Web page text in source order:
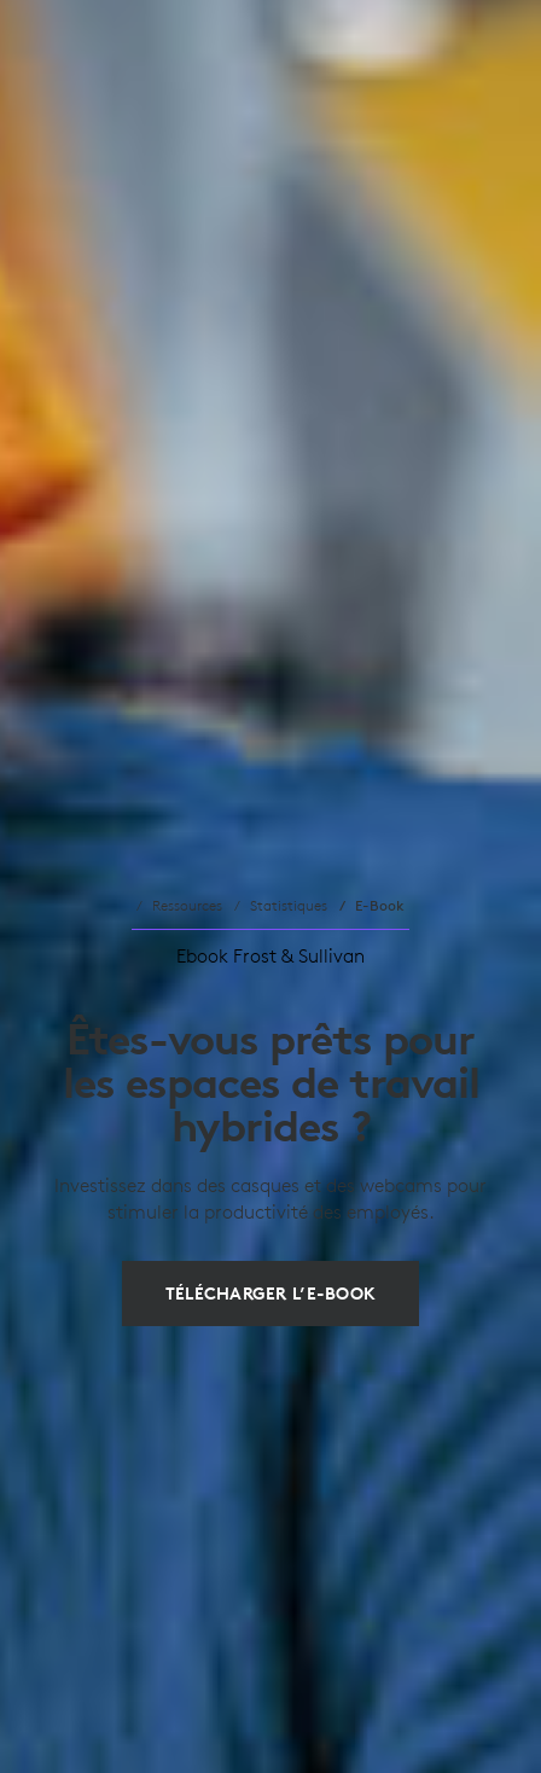
Ressources Statistiques E-Book
Ebook Frost & Sullivan
Êtes-vous prêts pour
les espaces de travail
hybrides ?
Investissez dans des casques et des webcams pour
stimuler la productivité des employés.
TÉLÉCHARGER L’E-BOOK